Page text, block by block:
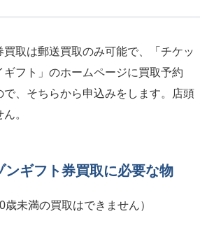
買取は郵送買取のみ可能で、「チケッ
フト」のホームページに買取予約
で、そちらから申込みをします。店頭
。
ンギフト券買取に必要な物
未満の買取はできません）